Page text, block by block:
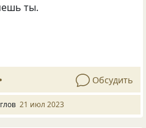
ты.
Обсудить
21 июл 2023